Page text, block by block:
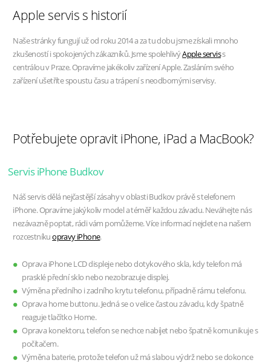
Apple servis s historií
Naše stránky fungují už od roku 2014 a za tu dobu jsme získali mnoho
zkušeností i spokojených zákazníků. Jsme spolehlivýApple serviss
centrálou v Praze. Opravíme jakékoliv zařízení Apple. Zasláním svého
zařízení ušetříte spoustu času a trápení s neodbornými servisy.
Potřebujete opravit iPhone, iPad a MacBook?
Servis iPhone Budkov
Náš servis dělá nejčastější zásahy v oblasti Budkov právě s telefonem
iPhone. Opravíme jakýkoliv model a téměř každou závadu. Neváhejte nás
nezávazně poptat, rádi vám pomůžeme. Více informací nejdete na našem
rozcestníkuopravy iPhone.
Oprava iPhone LCD displeje nebo dotykového skla, kdy telefon má
prasklé přední sklo nebo nezobrazuje displej.
Výměna předního i zadního krytu telefonu, případně rámu telefonu.
Oprava home buttonu. Jedná se o velice častou závadu, kdy špatně
reaguje tlačítko Home.
Oprava konektoru, telefon se nechce nabíjet nebo špatně komunikuje s
počítačem.
Výměna baterie, protože telefon už má slabou výdrž nebo se dokonce